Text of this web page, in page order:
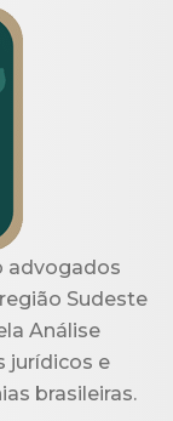
advogados
Sudeste
Análise
jurídicos e
brasileiras.